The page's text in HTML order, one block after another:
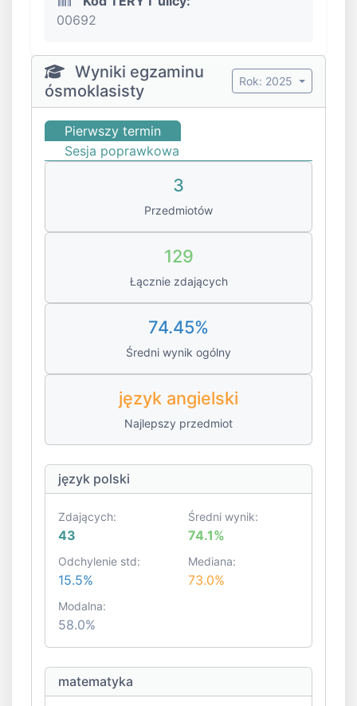
00692
Wyniki egzaminu
ósmoklasisty
Rok: 2025
Pierwszy termin
Sesja poprawkowa
3
Przedmiotów
129
Łącznie zdających
74.45%
Średni wynik ogólny
język angielski
Najlepszy przedmiot
język polski
Zdających:
43
Średni wynik:
74.1%
Odchylenie std:
15.5%
Mediana:
73.0%
Modalna:
58.0%
matematyka